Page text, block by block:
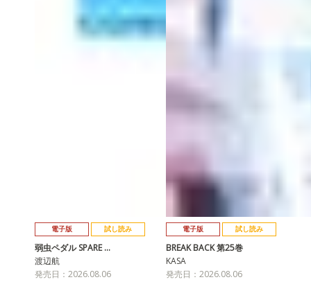
電子版 試し読み
弱虫ペダル SPARE …
渡辺航
発売日：2026.08.06
電子版 試し読み
BREAK BACK 第25巻
KASA
発売日：2026.08.06